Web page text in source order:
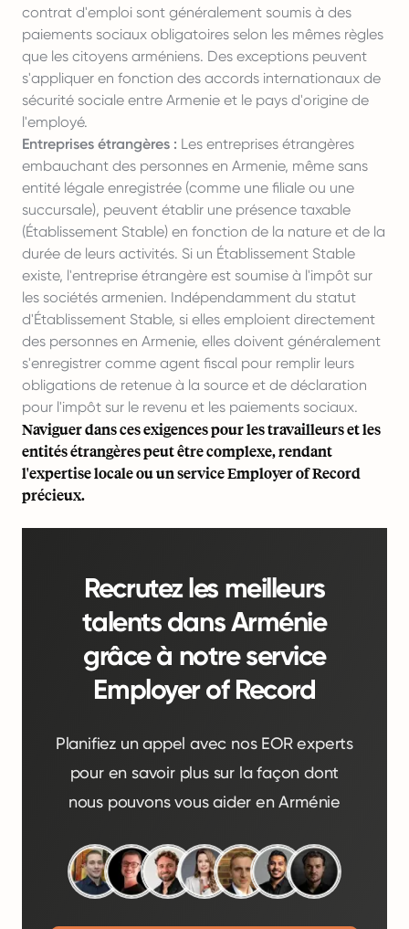
contrat d'emploi sont généralement soumis à des
paiements sociaux obligatoires selon les mêmes règles
que les citoyens arméniens. Des exceptions peuvent
s'appliquer en fonction des accords internationaux de
sécurité sociale entre Armenie et le pays d'origine de
l'employé.
Entreprises étrangères : Les entreprises étrangères
embauchant des personnes en Armenie, même sans
entité légale enregistrée (comme une filiale ou une
succursale), peuvent établir une présence taxable
(Établissement Stable) en fonction de la nature et de la
durée de leurs activités. Si un Établissement Stable
existe, l'entreprise étrangère est soumise à l'impôt sur
les sociétés armenien. Indépendamment du statut
d'Établissement Stable, si elles emploient directement
des personnes en Armenie, elles doivent généralement
s'enregistrer comme agent fiscal pour remplir leurs
obligations de retenue à la source et de déclaration
pour l'impôt sur le revenu et les paiements sociaux.
Naviguer dans ces exigences pour les travailleurs et les
entités étrangères peut être complexe, rendant
l'expertise locale ou un serviceEmployer of Record
précieux.
Recrutez les meilleurs
talents dans Arménie
grâce à notre service
Employer of Record
Planifiez un appel avec nos EOR experts
pour en savoir plus sur la façon dont
nous pouvons vous aider en Arménie